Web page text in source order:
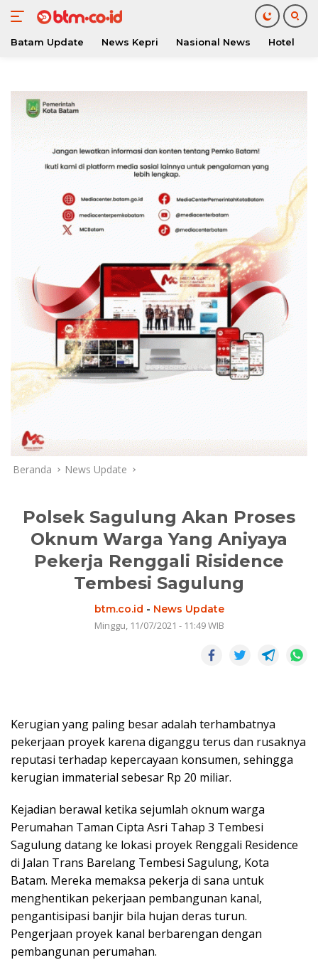
konten
Batam Update News Kepri Nasional News Hotel
Beranda News Update
Polsek Sagulung Akan Proses
Oknum Warga Yang Aniyaya
Pekerja Renggali Risidence
Tembesi Sagulung
btm.co.id - News Update
Minggu, 11/07/2021 - 11:49 WIB
Kerugian yang paling besar adalah terhambatnya
pekerjaan proyek karena diganggu terus dan rusaknya
reputasi terhadap kepercayaan konsumen, sehingga
kerugian immaterial sebesar Rp 20 miliar.
Kejadian berawal ketika sejumlah oknum warga
Perumahan Taman Cipta Asri Tahap 3 Tembesi
Sagulung datang ke lokasi proyek Renggali Residence
di Jalan Trans Barelang Tembesi Sagulung, Kota
Batam. Mereka memaksa pekerja di sana untuk
menghentikan pekerjaan pembangunan kanal,
pengantisipasi banjir bila hujan deras turun.
Pengerjaan proyek kanal berbarengan dengan
pembangunan perumahan.